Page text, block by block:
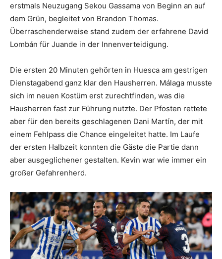
erstmals Neuzugang Sekou Gassama von Beginn an auf
dem Grün, begleitet von Brandon Thomas.
Überraschenderweise stand zudem der erfahrene David
Lombán für Juande in der Innenverteidigung.
Die ersten 20 Minuten gehörten in Huesca am gestrigen
Dienstagabend ganz klar den Hausherren. Málaga musste
sich im neuen Kostüm erst zurechtfinden, was die
Hausherren fast zur Führung nutzte. Der Pfosten rettete
aber für den bereits geschlagenen Dani Martín, der mit
einem Fehlpass die Chance eingeleitet hatte. Im Laufe
der ersten Halbzeit konnten die Gäste die Partie dann
aber ausgeglichener gestalten. Kevin war wie immer ein
großer Gefahrenherd.